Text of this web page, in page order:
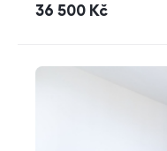
cena
36 500 Kč